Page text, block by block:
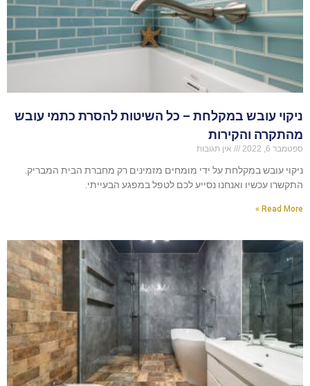
ניקוי עובש במקלחת – כל השיטות להסרת כתמי עובש
מהתקרה והקירות
ספטמבר 6, 2022 אין תגובות
ניקוי עובש במקלחת על ידי מומחים מזמינים רק מחברת הבית המבריק.
התקשרו עכשיו ואנחנו נסייע לכם לטפל במפגע הבעייתי.
Read More »